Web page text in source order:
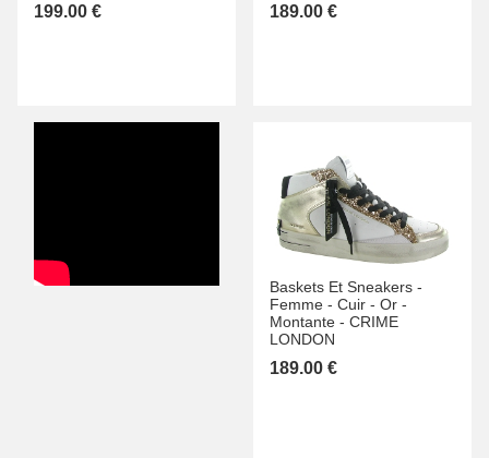
199.00 € 189.00 €
Baskets Et Sneakers -
Femme - Cuir - Or -
Montante - CRIME
LONDON
189.00 €